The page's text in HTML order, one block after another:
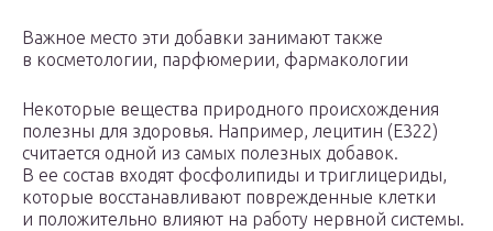
Важное место эти добавки занимают также
в косметологии, парфюмерии, фармакологии
Некоторые вещества природного происхождения
полезны для здоровья. Например, лецитин (Е322)
считается одной из самых полезных добавок.
В ее состав входят фосфолипиды и триглицериды,
которые восстанавливают поврежденные клетки
и положительно влияют на работу нервной системы.